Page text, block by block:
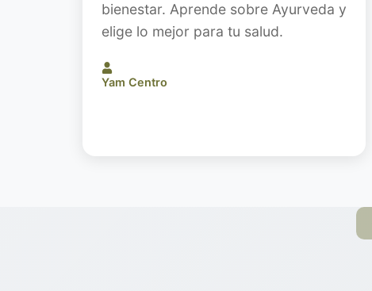
bienestar. Aprende sobre Ayurveda y
elige lo mejor para tu salud.
Yam Centro